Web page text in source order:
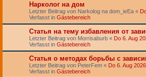
Нарколог на дом
Letzter Beitrag von Narkolog na dom_ieEa «
Verfasst in Gästebereich
Статья на тему избавления от
Letzter Beitrag von Morrisaburb « Do 6. Aug
Verfasst in Gästebereich
Статья о методах борьбы с
Letzter Beitrag von PeterFem « Do 6. Aug
Verfasst in Gästebereich